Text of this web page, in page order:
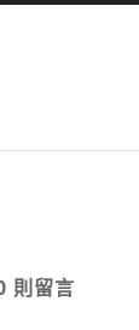
則留言